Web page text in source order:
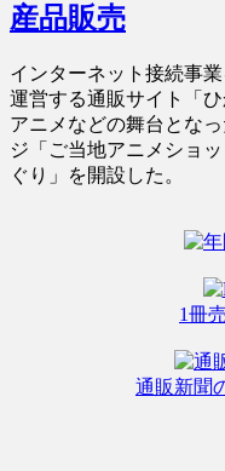
産品販売
インターネット接続事
運営する通販サイト「
アニメなどの舞台とな
ジ「ご当地アニメショ
ぐり」を開設した。
1冊
通販新聞